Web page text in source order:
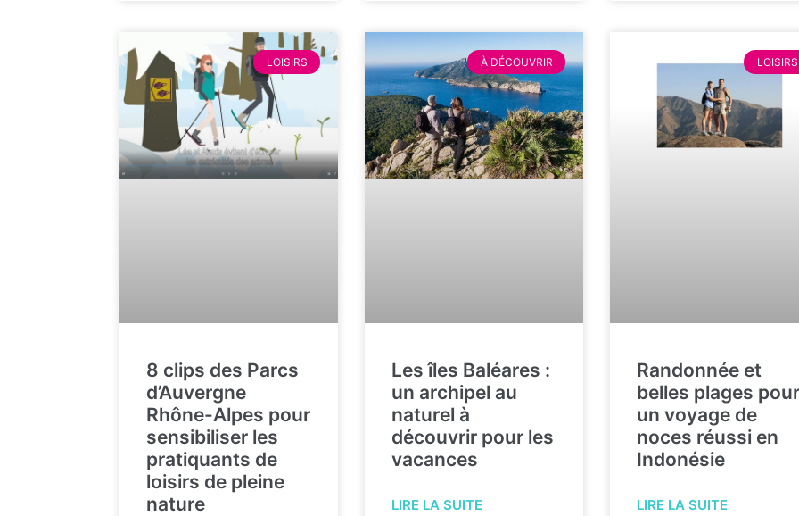
LOISIRS
8 clips des Parcs
d’Auvergne
Rhône-Alpes pour
sensibiliser les
pratiquants de
loisirs de pleine
nature
À DÉCOUVRIR
Les îles Baléares :
un archipel au
naturel à
découvrir pour les
vacances
LIRE LA SUITE
LOISIRS
Randonnée et
belles plages
un voyage de
noces réussi en
Indonésie
LIRE LA SUITE